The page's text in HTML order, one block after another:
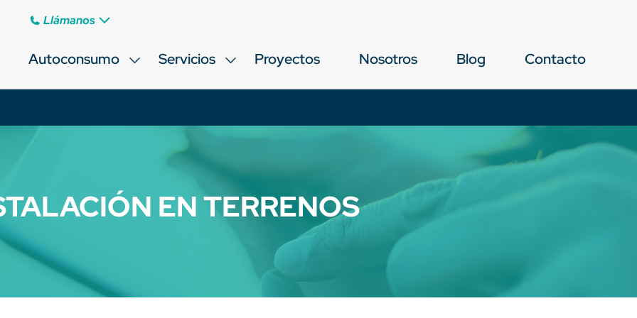
Llámanos
Autoconsumo Servicios Proyectos Nosotros Blog Contacto
EN TERRENOS